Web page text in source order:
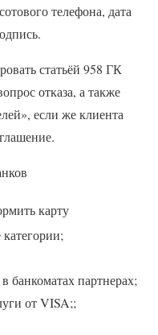
телефона, дата
статьёй 958 ГК
отказа, а также
если же клиента
карту
банкоматах партнерах;
от VISA;;